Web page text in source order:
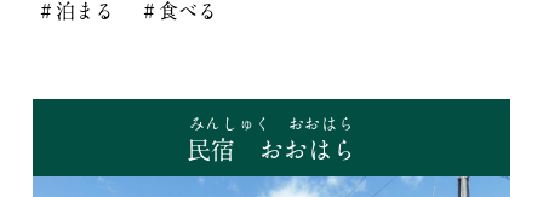
＃泊まる ＃食べる
民宿 おおはら